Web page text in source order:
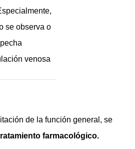
se observa o
venosa
de la función general, se
farmacológico.